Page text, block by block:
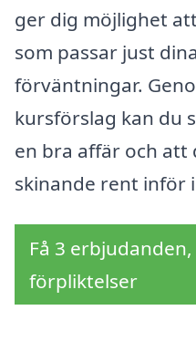
ger dig möjlighet
som passar just
förväntningar.
kursförslag kan du
en bra affär och
skinande rent inför
Få 3
förpliktelser